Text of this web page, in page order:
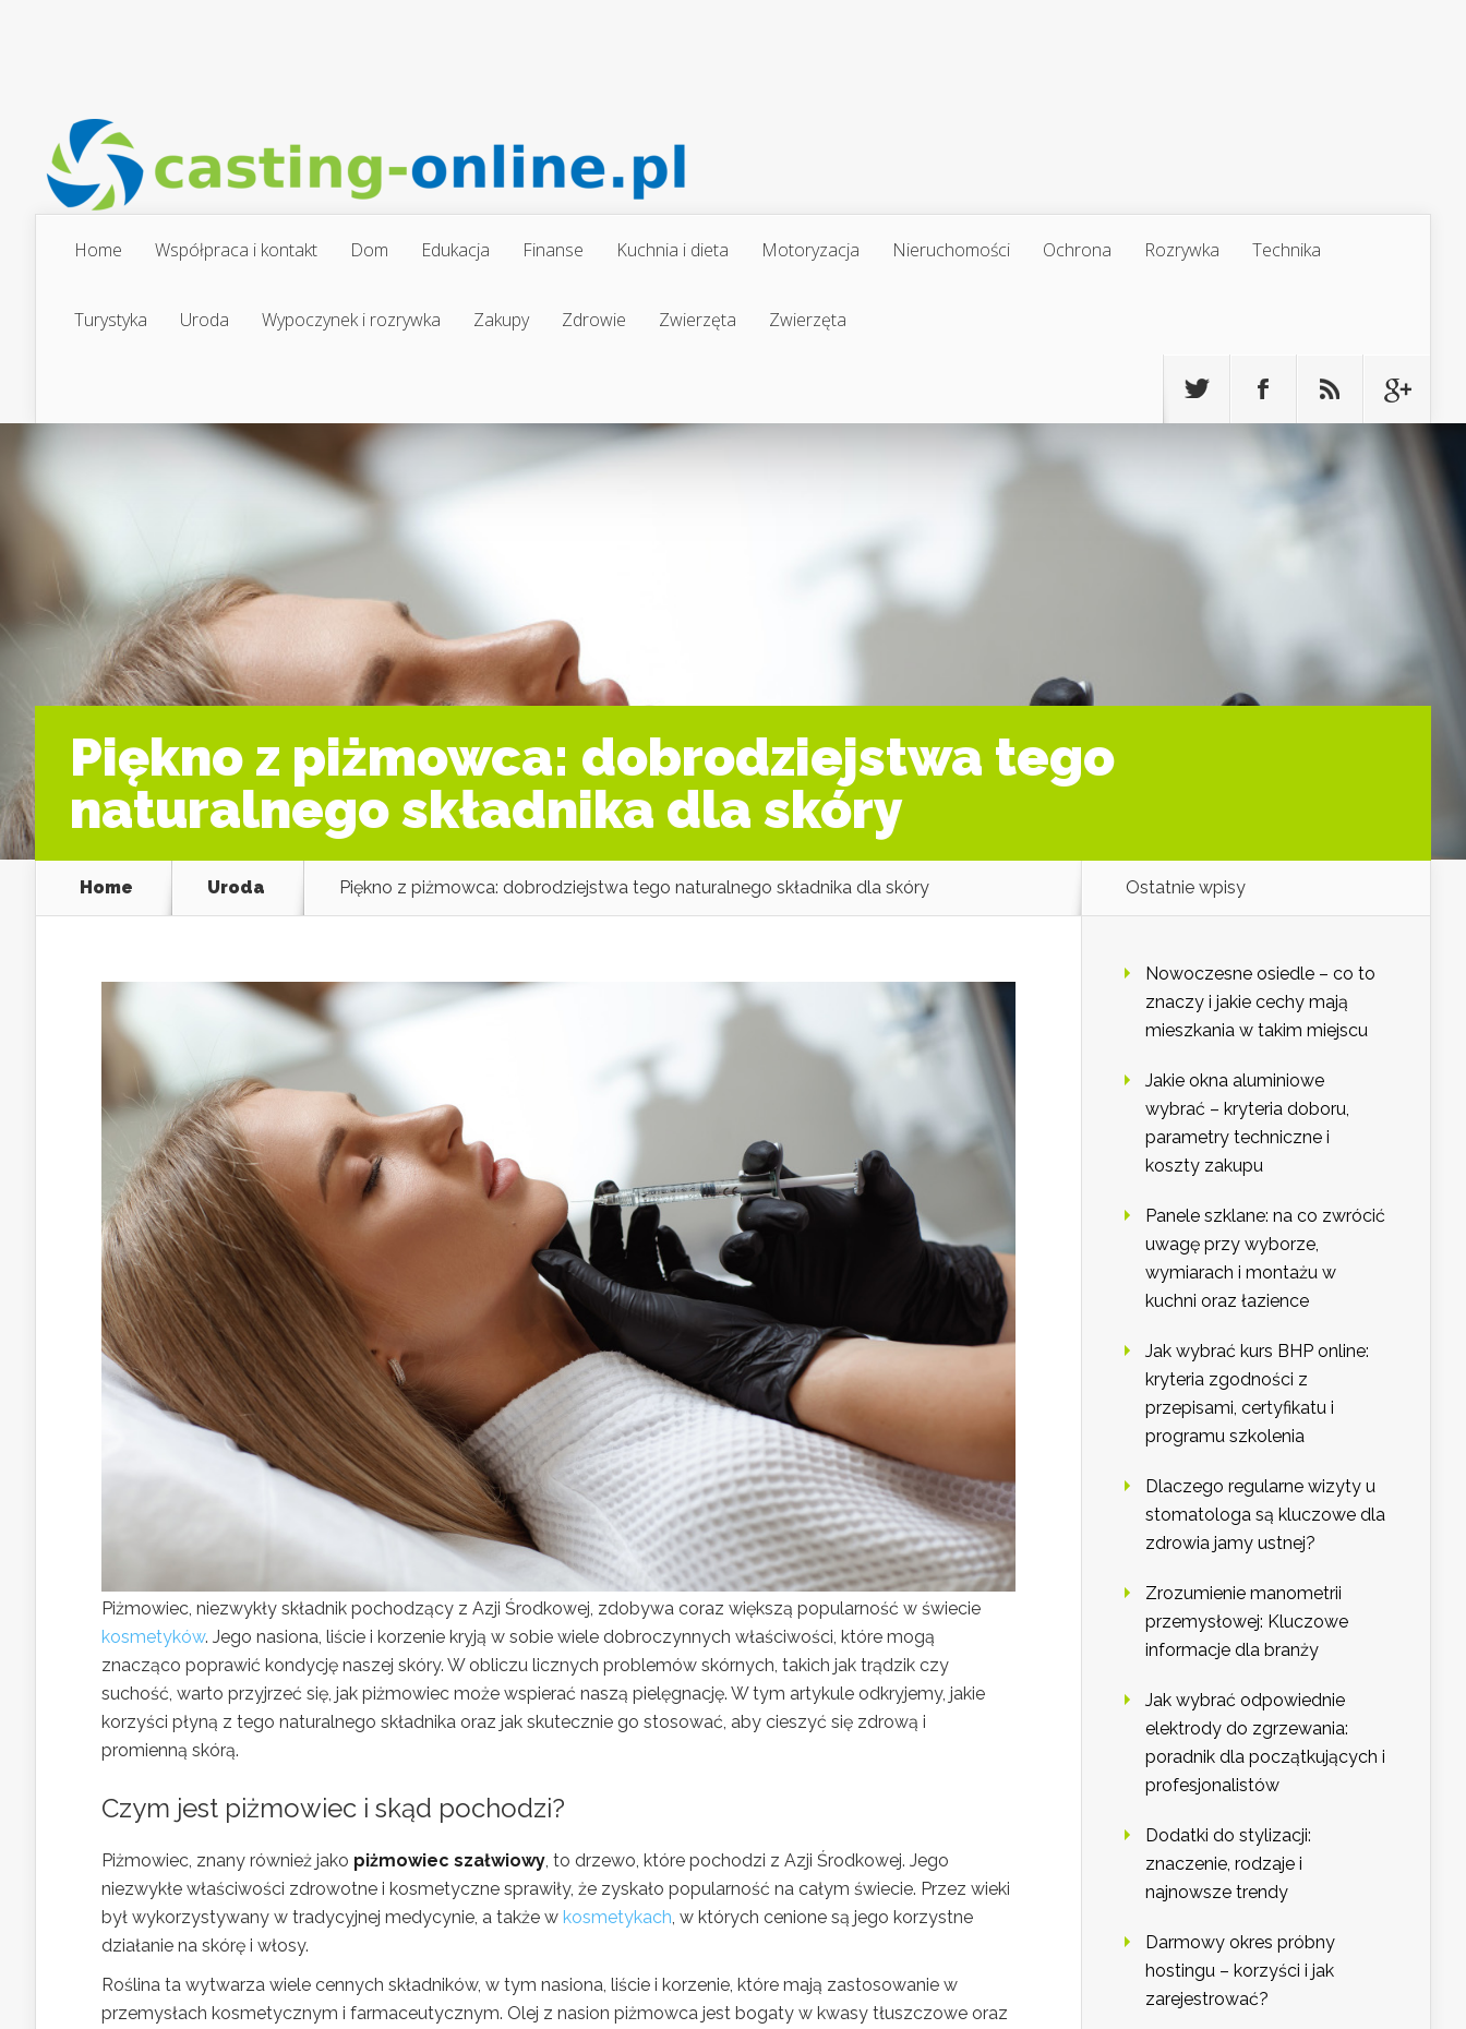
Home Współpraca i kontakt Dom Edukacja Finanse Kuchnia i dieta Motoryzacja Nieruchomości Ochrona Rozrywka Technika
Turystyka Uroda Wypoczynek i rozrywka Zakupy Zdrowie Zwierzęta Zwierzęta
Piękno z piżmowca: dobrodziejstwa tego
naturalnego składnika dla skóry
Home Uroda Piękno z piżmowca: dobrodziejstwa tego naturalnego składnika dla skóry
Piżmowiec, niezwykły składnik pochodzący z Azji Środkowej, zdobywa coraz większą popularność w świecie
kosmetyków. Jego nasiona, liście i korzenie kryją w sobie wiele dobroczynnych właściwości, które mogą
znacząco poprawić kondycję naszej skóry. W obliczu licznych problemów skórnych, takich jak trądzik czy
suchość, warto przyjrzeć się, jak piżmowiec może wspierać naszą pielęgnację. W tym artykule odkryjemy, jakie
korzyści płyną z tego naturalnego składnika oraz jak skutecznie go stosować, aby cieszyć się zdrową i
promienną skórą.
Czym jest piżmowiec i skąd pochodzi?
Piżmowiec, znany również jako piżmowiec szałwiowy, to drzewo, które pochodzi z Azji Środkowej. Jego
niezwykłe właściwości zdrowotne i kosmetyczne sprawiły, że zyskało popularność na całym świecie. Przez wieki
był wykorzystywany w tradycyjnej medycynie, a także w kosmetykach, w których cenione są jego korzystne
działanie na skórę i włosy.
Roślina ta wytwarza wiele cennych składników, w tym nasiona, liście i korzenie, które mają zastosowanie w
przemysłach kosmetycznym i farmaceutycznym. Olej z nasion piżmowca jest bogaty w kwasy tłuszczowe oraz
Ostatnie wpisy
Nowoczesne osiedle – co to
znaczy i jakie cechy mają
mieszkania w takim miejscu
Jakie okna aluminiowe
wybrać – kryteria doboru,
parametry techniczne i
koszty zakupu
Panele szklane: na co zwrócić
uwagę przy wyborze,
wymiarach i montażu w
kuchni oraz łazience
Jak wybrać kurs BHP online:
kryteria zgodności z
przepisami, certyfikatu i
programu szkolenia
Dlaczego regularne wizyty u
stomatologa są kluczowe dla
zdrowia jamy ustnej?
Zrozumienie manometrii
przemysłowej: Kluczowe
informacje dla branży
Jak wybrać odpowiednie
elektrody do zgrzewania:
poradnik dla początkujących i
profesjonalistów
Dodatki do stylizacji:
znaczenie, rodzaje i
najnowsze trendy
Darmowy okres próbny
hostingu – korzyści i jak
zarejestrować?